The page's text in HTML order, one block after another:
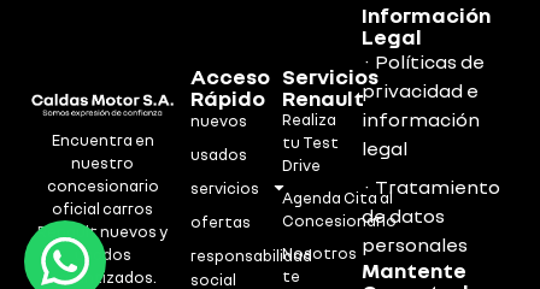
Encuentra en
nuestro
concesionario
oficial carros
Renault nuevos y
usados
garantizados.
Servicios
Renault
Realiza
tu Test
Drive
Agenda Cita al
Concesionario
Nosotros
te
Acceso
Rápido
nuevos
usados
servicios
ofertas
responsabilidad
social
Información
Legal
· Políticas de
privacidad e
información
legal
· Tratamiento
de datos
personales
Mantente